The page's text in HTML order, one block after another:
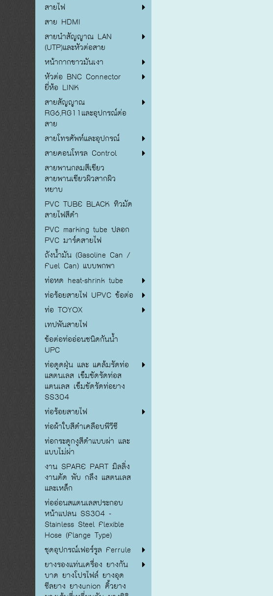
สายไฟ
สาย HDMI
สายนำสัญญาณ LAN
(UTP)และหัวต่อสาย
หน้ากากขาวมันเงา
หัวต่อ BNC Connector
ยี่ห้อ LINK
สายสัญญาณ
RG6,RG11และอุปกรณ์ต่อ
สาย
สายโทรศัพท์และอุปกรณ์
สายคอนโทรล Control
สายพานกลมสีเขียว
สายพานเขียวผิวสากผิว
หยาบ
PVC TUBE BLACK ทิวมัด
สายไฟสีดำ
PVC marking tube ปลอก
PVC มาร์คสายไฟ
ถังน้ำมัน (Gasoline Can /
Fuel Can) แบบพกพา
ท่อหด heat-shrink tube
ท่อร้อยสายไฟ UPVC ข้อต่อ
ท่อ TOYOX
เทปพันสายไฟ
ข้อต่อท่ออ่อนชนิดกันน้ำ
UPC
ท่อดูดฝุ่น และ แคล้มรัดท่อ
แสตนเลส เข็มขัดรัดท่อส
แตนเลส เข็มขัดรัดท่อยาง
SS304
ท่อร้อยสายไฟ
ท่อผ้าใบสีดำเคลือบพีวีซี
ท่อกระดูกงูสีดำแบบผ่า และ
แบบไม่ผ่า
งาน SPARE PART มิลลิ่ง
งานตัด พับ กลึง แสตนเลส
และเหล็ก
ท่ออ่อนสแตนเลสประกอบ
หน้าแปลน SS304 -
Stainless Steel Flexible
Hose (Flange Type)
ชุดอุปกรณ์เฟอร์รูล Ferrule
ยางรองแท่นเครื่อง ยางกัน
บาด ยางโปรไฟล์ ยางอุด
ซีลยาง ยางunion คิ้วยาง